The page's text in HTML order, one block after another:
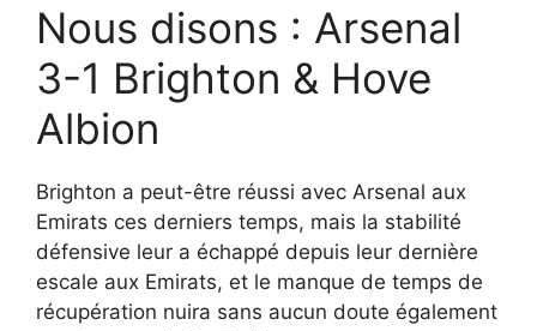
Nous disons : Arsenal
3-1 Brighton & Hove
Albion
Brighton a peut-être réussi avec Arsenal aux
Emirats ces derniers temps, mais la stabilité
défensive leur a échappé depuis leur dernière
escale aux Emirats, et le manque de temps de
récupération nuira sans aucun doute également